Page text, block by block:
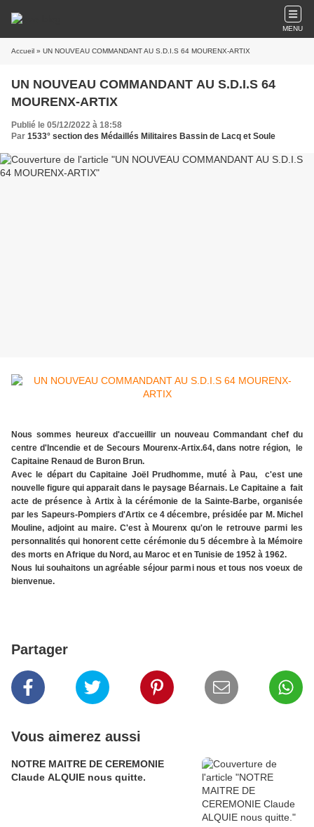
MENU
Accueil » UN NOUVEAU COMMANDANT AU S.D.I.S 64 MOURENX-ARTIX
UN NOUVEAU COMMANDANT AU S.D.I.S 64
MOURENX-ARTIX
Publié le 05/12/2022 à 18:58
Par 1533° section des Médaillés Militaires Bassin de Lacq et Soule
Nous sommes heureux d'accueillir un nouveau Commandant chef du
centre d'Incendie et de Secours Mourenx-Artix.64, dans notre région, le
Capitaine Renaud de Buron Brun.
Avec le départ du Capitaine Joël Prudhomme, muté à Pau, c'est une
nouvelle figure qui apparait dans le paysage Béarnais. Le Capitaine a fait
acte de présence à Artix à la cérémonie de la Sainte-Barbe, organisée
par les Sapeurs-Pompiers d'Artix ce 4 décembre, présidée par M. Michel
Mouline, adjoint au maire. C'est à Mourenx qu'on le retrouve parmi les
personnalités qui honorent cette cérémonie du 5 décembre à la Mémoire
des morts en Afrique du Nord, au Maroc et en Tunisie de 1952 à 1962.
Nous lui souhaitons un agréable séjour parmi nous et tous nos voeux de
bienvenue.
Partager
Vous aimerez aussi
NOTRE MAITRE DE CEREMONIE
Claude ALQUIE nous quitte.